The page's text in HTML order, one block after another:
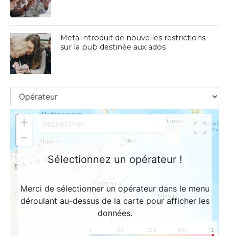
Meta introduit de nouvelles restrictions
sur la pub destinée aux ados